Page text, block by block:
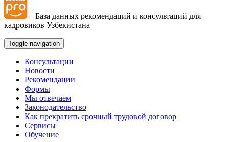
– База данных рекомендаций и консультаций для
кадровиков Узбекистана
Toggle navigation
Консультации
Новости
Рекомендации
Формы
Мы отвечаем
Законодательство
Как прекратить срочный трудовой договор
Сервисы
Обучение